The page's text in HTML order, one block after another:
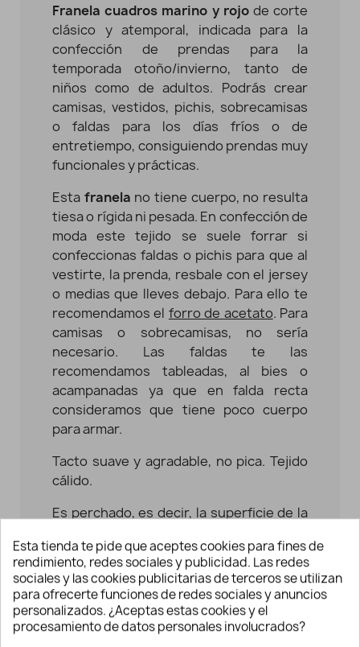
Franela cuadros marino y rojo de corte
clásico y atemporal, indicada para la
confección de prendas para la
temporada otoño/invierno, tanto de
niños como de adultos. Podrás crear
camisas, vestidos, pichis, sobrecamisas
o faldas para los días fríos o de
entretiempo, consiguiendo prendas muy
funcionales y prácticas.
Esta franela no tiene cuerpo, no resulta
tiesa o rígida ni pesada. En confección de
moda este tejido se suele forrar si
confeccionas faldas o pichis para que al
vestirte, la prenda, resbale con el jersey
o medias que lleves debajo. Para ello te
recomendamos el forro de acetato. Para
camisas o sobrecamisas, no sería
necesario. Las faldas te las
recomendamos tableadas, al bies o
acampanadas ya que en falda recta
consideramos que tiene poco cuerpo
para armar.
Tacto suave y agradable, no pica. Tejido
cálido.
Es perchado, es decir, la superficie de la
fibras del tejido y da ese aspecto de
"pelusa", consiguiendo un acabado más
suave y mullido.
Recuerda que, debido al tamaño del
Esta tienda te pide que aceptes cookies para fines de
rendimiento, redes sociales y publicidad. Las redes
sociales y las cookies publicitarias de terceros se utilizan
para ofrecerte funciones de redes sociales y anuncios
personalizados. ¿Aceptas estas cookies y el
procesamiento de datos personales involucrados?